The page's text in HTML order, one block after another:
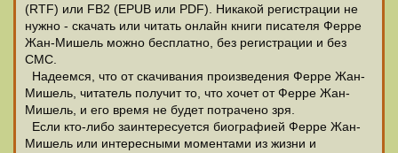
(RTF) или FB2 (EPUB или PDF). Никакой регистрации не
нужно - скачать или читать онлайн книги писателя Ферре
Жан-Мишель можно бесплатно, без регистрации и без
СМС.
Надеемся, что от скачивания произведения Ферре Жан-
Мишель, читатель получит то, что хочет от Ферре Жан-
Мишель, и его время не будет потрачено зря.
Если кто-либо заинтересуется биографией Ферре Жан-
Мишель или интересными моментами из жизни и